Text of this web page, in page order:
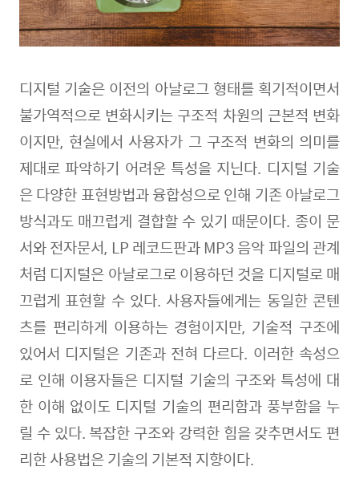
디지털 기술은 이전의 아날로그 형태를 획기적이면서
불가역적으로 변화시키는 구조적 차원의 근본적 변화
이지만, 현실에서 사용자가 그 구조적 변화의 의미를
제대로 파악하기 어려운 특성을 지닌다. 디지털 기술
은 다양한 표현방법과 융합성으로 인해 기존 아날로그
방식과도 매끄럽게 결합할 수 있기 때문이다. 종이 문
서와 전자문서, LP 레코드판과 MP3음악 파일의 관계
처럼 디지털은 아날로그로 이용하던 것을 디지털로 매
끄럽게 표현할 수 있다. 사용자들에게는 동일한 콘텐
츠를 편리하게 이용하는 경험이지만, 기술적 구조에
있어서 디지털은 기존과 전혀 다르다. 이러한 속성으
로 인해 이용자들은 디지털 기술의 구조와 특성에 대
한 이해 없이도 디지털 기술의 편리함과 풍부함을 누
릴 수 있다. 복잡한 구조와 강력한 힘을 갖추면서도 편
리한 사용법은 기술의 기본적 지향이다.